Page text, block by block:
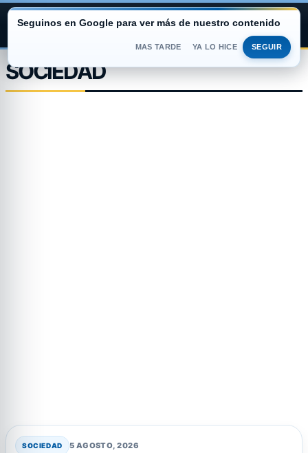
al
contenido
ARGENTINA PORTAL
SOCIEDAD
SOCIEDAD 5 AGOSTO, 2026
Seguinos en Google para ver más de nuestro contenido
MAS TARDE YA LO HICE SEGUIR